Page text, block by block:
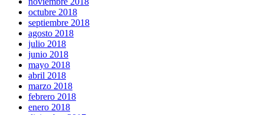
octubre 2018
septiembre 2018
agosto 2018
julio 2018
junio 2018
mayo 2018
abril 2018
marzo 2018
febrero 2018
enero 2018